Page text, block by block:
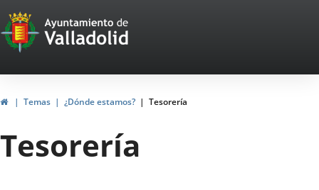
Portal
Web
del
Ayuntamiento
de
Valladolid
InicioTemas ¿Dónde estamos? Tesorería
Tesorería